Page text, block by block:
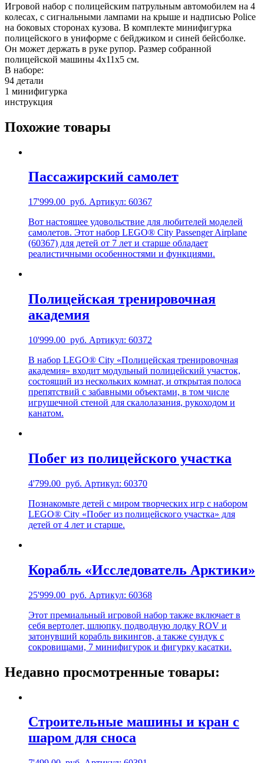
Игровой набор с полицейским патрульным автомобилем на 4
колесах, с сигнальными лампами на крыше и надписью Police
на боковых сторонах кузова. В комплекте минифигурка
полицейского в униформе с бейджиком и синей бейсболке.
Он может держать в руке рупор. Размер собранной
полицейской машины 4х11х5 см.
В наборе:
94 детали
1 минифигурка
инструкция
Похожие товары
Пассажирский самолет
17'999.00 руб. Артикул: 60367
Вот настоящее удовольствие для любителей моделей
самолетов. Этот набор LEGO® City Passenger Airplane
(60367) для детей от 7 лет и старше обладает
реалистичными особенностями и функциями.
Полицейская тренировочная
академия
10'999.00 руб. Артикул: 60372
В набор LEGO® City «Полицейская тренировочная
академия» входит модульный полицейский участок,
состоящий из нескольких комнат, и открытая полоса
препятствий с забавными объектами, в том числе
игрушечной стеной для скалолазания, рукоходом и
канатом.
Побег из полицейского участка
4'799.00 руб. Артикул: 60370
Познакомьте детей с миром творческих игр с набором
LEGO® City «Побег из полицейского участка» для
детей от 4 лет и старше.
Корабль «Исследователь Арктики»
25'999.00 руб. Артикул: 60368
Этот премиальный игровой набор также включает в
себя вертолет, шлюпку, подводную лодку ROV и
затонувший корабль викингов, а также сундук с
сокровищами, 7 минифигурок и фигурку касатки.
Недавно просмотренные товары:
Строительные машины и кран с
шаром для сноса